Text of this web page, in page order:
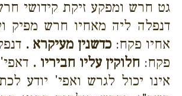
גט חרש ומפקע זיקת קידושי
דנפלה ליה מאחיו חרש מפיק
אחיו פקח: כדשנין מעיקרא .
פקח: חלוקין עליו חביריו .
אינו יכול לגרש ואפי' יודע